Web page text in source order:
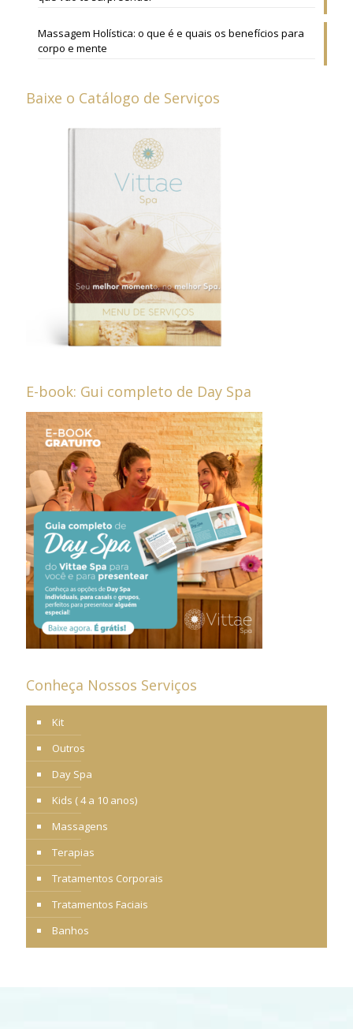
Massagem Holística: o que é e quais os benefícios para
corpo e mente
Baixe o Catálogo de Serviços
E-book: Gui completo de Day Spa
Conheça Nossos Serviços
Kit
Outros
Day Spa
Kids ( 4 a 10 anos)
Massagens
Terapias
Tratamentos Corporais
Tratamentos Faciais
Banhos